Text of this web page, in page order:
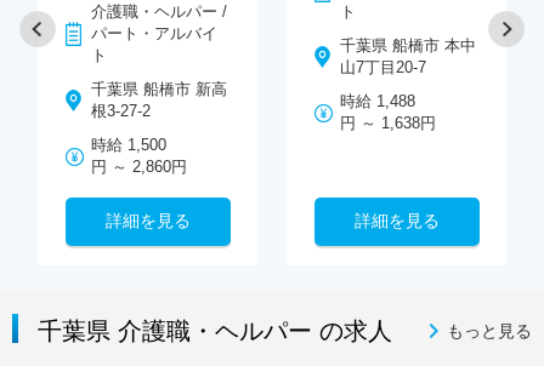
介護職・ヘルパー /
パート・アルバイ
ト
千葉県 船橋市 新高
根3-27-2
時給 1,500
円 ～ 2,860円
詳細を見る
ト
千葉県 船橋市 本中
山7丁目20-7
時給 1,488
円 ～ 1,638円
詳細を見る
千葉県 介護職・ヘルパー の求人 もっと見る